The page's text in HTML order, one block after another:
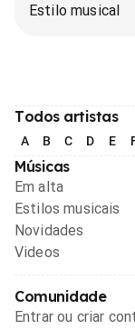
Estilo musical
Todos artistas
A B C D E
Músicas
Em alta
Estilos musicais
Novidades
Videos
Comunidade
Entrar ou criar